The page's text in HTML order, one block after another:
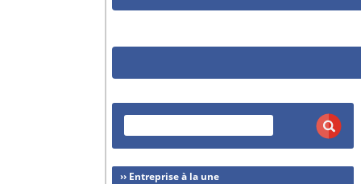
›› Entreprise à la une